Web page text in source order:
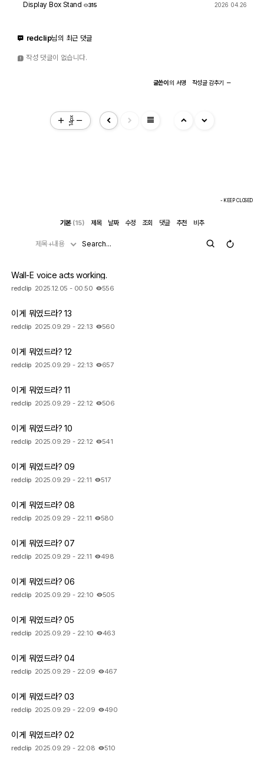
Com 자유게시판
Display Box Stand 315 2026 04.26
redclip님의 최근 댓글
작성 댓글이 없습니다.
글쓴이 의 서명 작성글감추기
14px view_headline
- KEEP CLOSED
기본 (15) 제목 날짜 수정 조회 댓글 추천 비추
제목+내용
Wall-E voice acts working.
redclip 2025.12.05 - 00:50 556
이게 뭐였드라? 13
redclip 2025.09.29 - 22:13 560
이게 뭐였드라? 12
redclip 2025.09.29 - 22:13 657
이게 뭐였드라? 11
redclip 2025.09.29 - 22:12 506
이게 뭐였드라? 10
redclip 2025.09.29 - 22:12 541
이게 뭐였드라? 09
redclip 2025.09.29 - 22:11 517
이게 뭐였드라? 08
redclip 2025.09.29 - 22:11 580
이게 뭐였드라? 07
redclip 2025.09.29 - 22:11 498
이게 뭐였드라? 06
redclip 2025.09.29 - 22:10 505
이게 뭐였드라? 05
redclip 2025.09.29 - 22:10 463
이게 뭐였드라? 04
redclip 2025.09.29 - 22:09 467
이게 뭐였드라? 03
redclip 2025.09.29 - 22:09 490
이게 뭐였드라? 02
redclip 2025.09.29 - 22:08 510